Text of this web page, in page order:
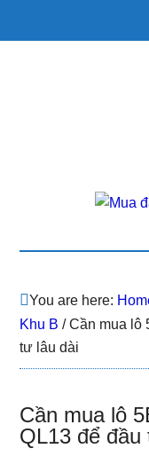
You are here:
Khu B /Cần mua lô
tư lâu dài
Cần mua lô
QL13 để đầu